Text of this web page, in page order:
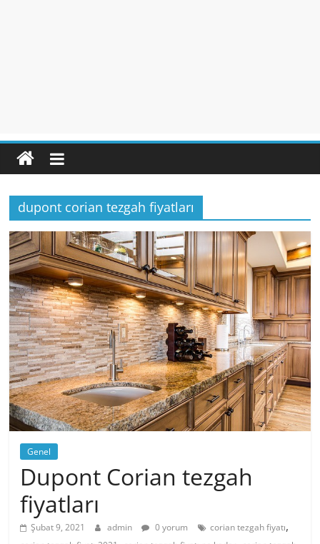
dupont corian tezgah fiyatları
Genel
Dupont Corian tezgah
fiyatları
Şubat 9, 2021 admin 0 yorum corian tezgah fiyatı,